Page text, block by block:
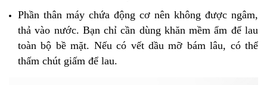
Phần thân máy chứa động cơ nên không được ngâm,
thả vào nước. Bạn chỉ cần dùng khăn mềm ẩm để lau
toàn bộ bề mặt. Nếu có vết dầu mỡ bám lâu, có thể
thấm chút giấm để lau.